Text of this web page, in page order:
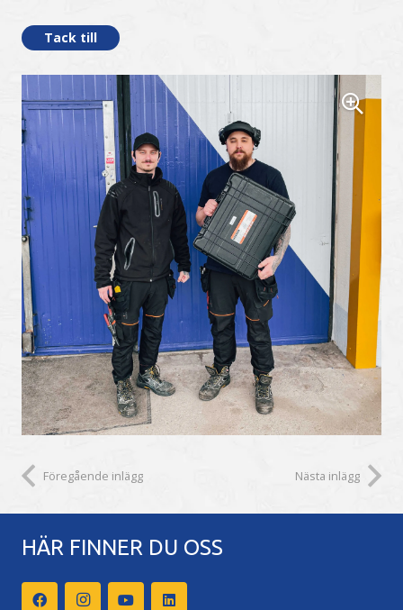
Tack till
Föregående inlägg Nästa inlägg
HÄR FINNER DU OSS